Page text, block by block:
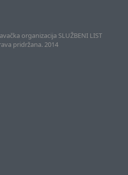
organizacija SLUŽBENI LIST
pridržana. 2014